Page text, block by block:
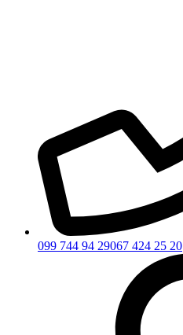
099 744 94 29067 424 25 20